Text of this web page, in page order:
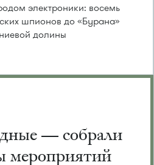
электроники: восемь
шпионов до «Бурана»
долины
— собрали
мероприятий